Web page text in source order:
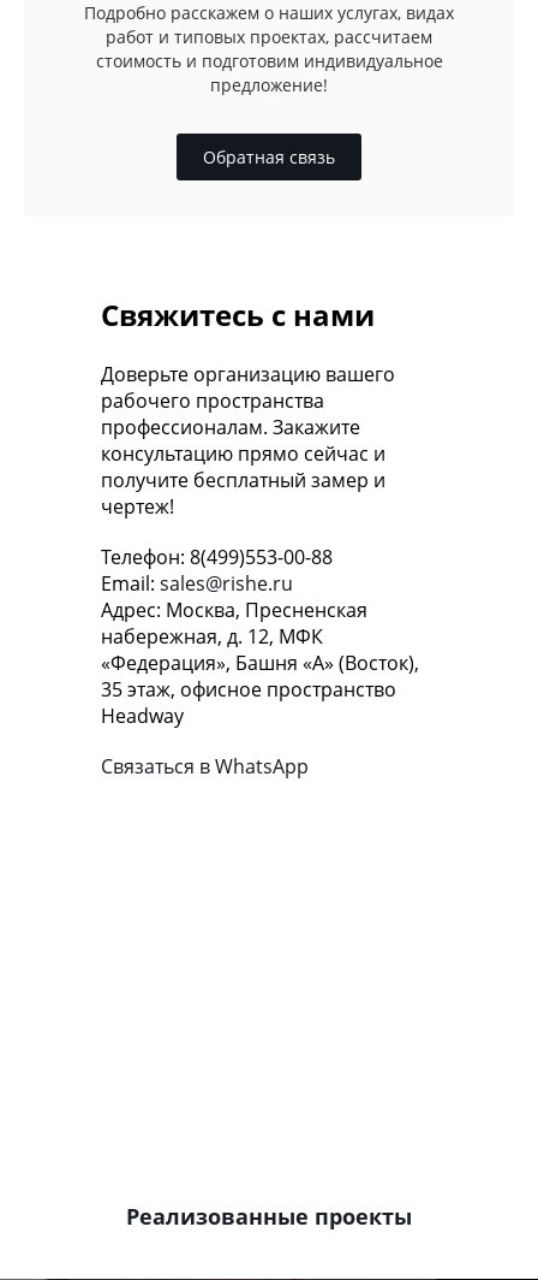
Подробно расскажем о наших услугах, видах
работ и типовых проектах, рассчитаем
стоимость и подготовим индивидуальное
предложение!
Обратная связь
Доверьте организацию вашего
рабочего пространства
профессионалам. Закажите
консультацию прямо сейчас и
получите бесплатный замер и
чертеж!
Телефон: 8(499)553-00-88
Email: sales@rishe.ru
Адрес: Москва, Пресненская
набережная, д. 12, МФК
«Федерация», Башня «А» (Восток),
35 этаж, офисное пространство
Headway
Связаться в WhatsApp
Свяжитесь с нами
Реализованные проекты